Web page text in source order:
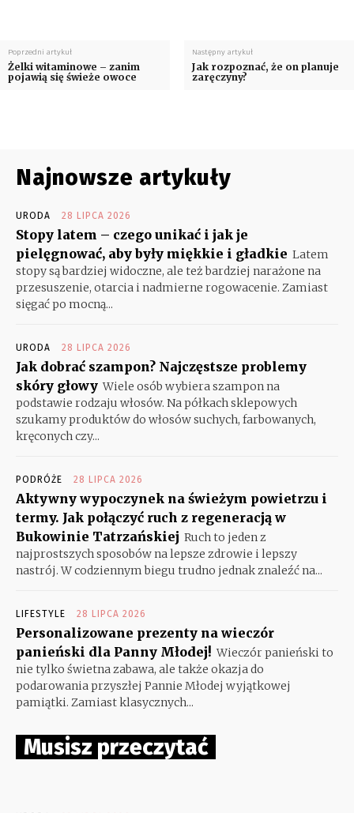
Poprzedni artykuł
Żelki witaminowe – zanim
pojawią się świeże owoce
Następny artykuł
Jak rozpoznać, że on planuje
zaręczyny?
Najnowsze artykuły
URODA 28 LIPCA 2026
Stopy latem – czego unikać i jak je
pielęgnować, aby były miękkie i gładkie Latem
stopy są bardziej widoczne, ale też bardziej narażone na
przesuszenie, otarcia i nadmierne rogowacenie. Zamiast
sięgać po mocną...
URODA 28 LIPCA 2026
Jak dobrać szampon? Najczęstsze problemy
skóry głowy Wiele osób wybiera szampon na
podstawie rodzaju włosów. Na półkach sklepowych
szukamy produktów do włosów suchych, farbowanych,
kręconych czy...
PODRÓŻE 28 LIPCA 2026
Aktywny wypoczynek na świeżym powietrzu i
termy. Jak połączyć ruch z regeneracją w
Bukowinie Tatrzańskiej Ruch to jeden z
najprostszych sposobów na lepsze zdrowie i lepszy
nastrój. W codziennym biegu trudno jednak znaleźć na...
LIFESTYLE 28 LIPCA 2026
Personalizowane prezenty na wieczór
panieński dla Panny Młodej! Wieczór panieński to
nie tylko świetna zabawa, ale także okazja do
podarowania przyszłej Pannie Młodej wyjątkowej
pamiątki. Zamiast klasycznych...
Musisz przeczytać